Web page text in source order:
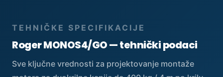
TEHNIČKE SPECIFIKACIJE
Roger MONOS4/GO — tehnički podaci
Sve ključne vrednosti za projektovanje montaže